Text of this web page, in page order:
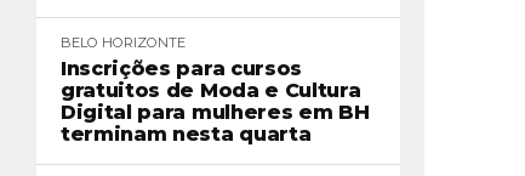
BELO HORIZONTE
Inscrições para cursos
gratuitos de Moda e Cultura
Digital para mulheres em BH
terminam nesta quarta